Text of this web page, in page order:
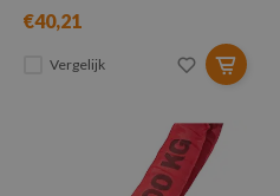
€40,21
Vergelijk